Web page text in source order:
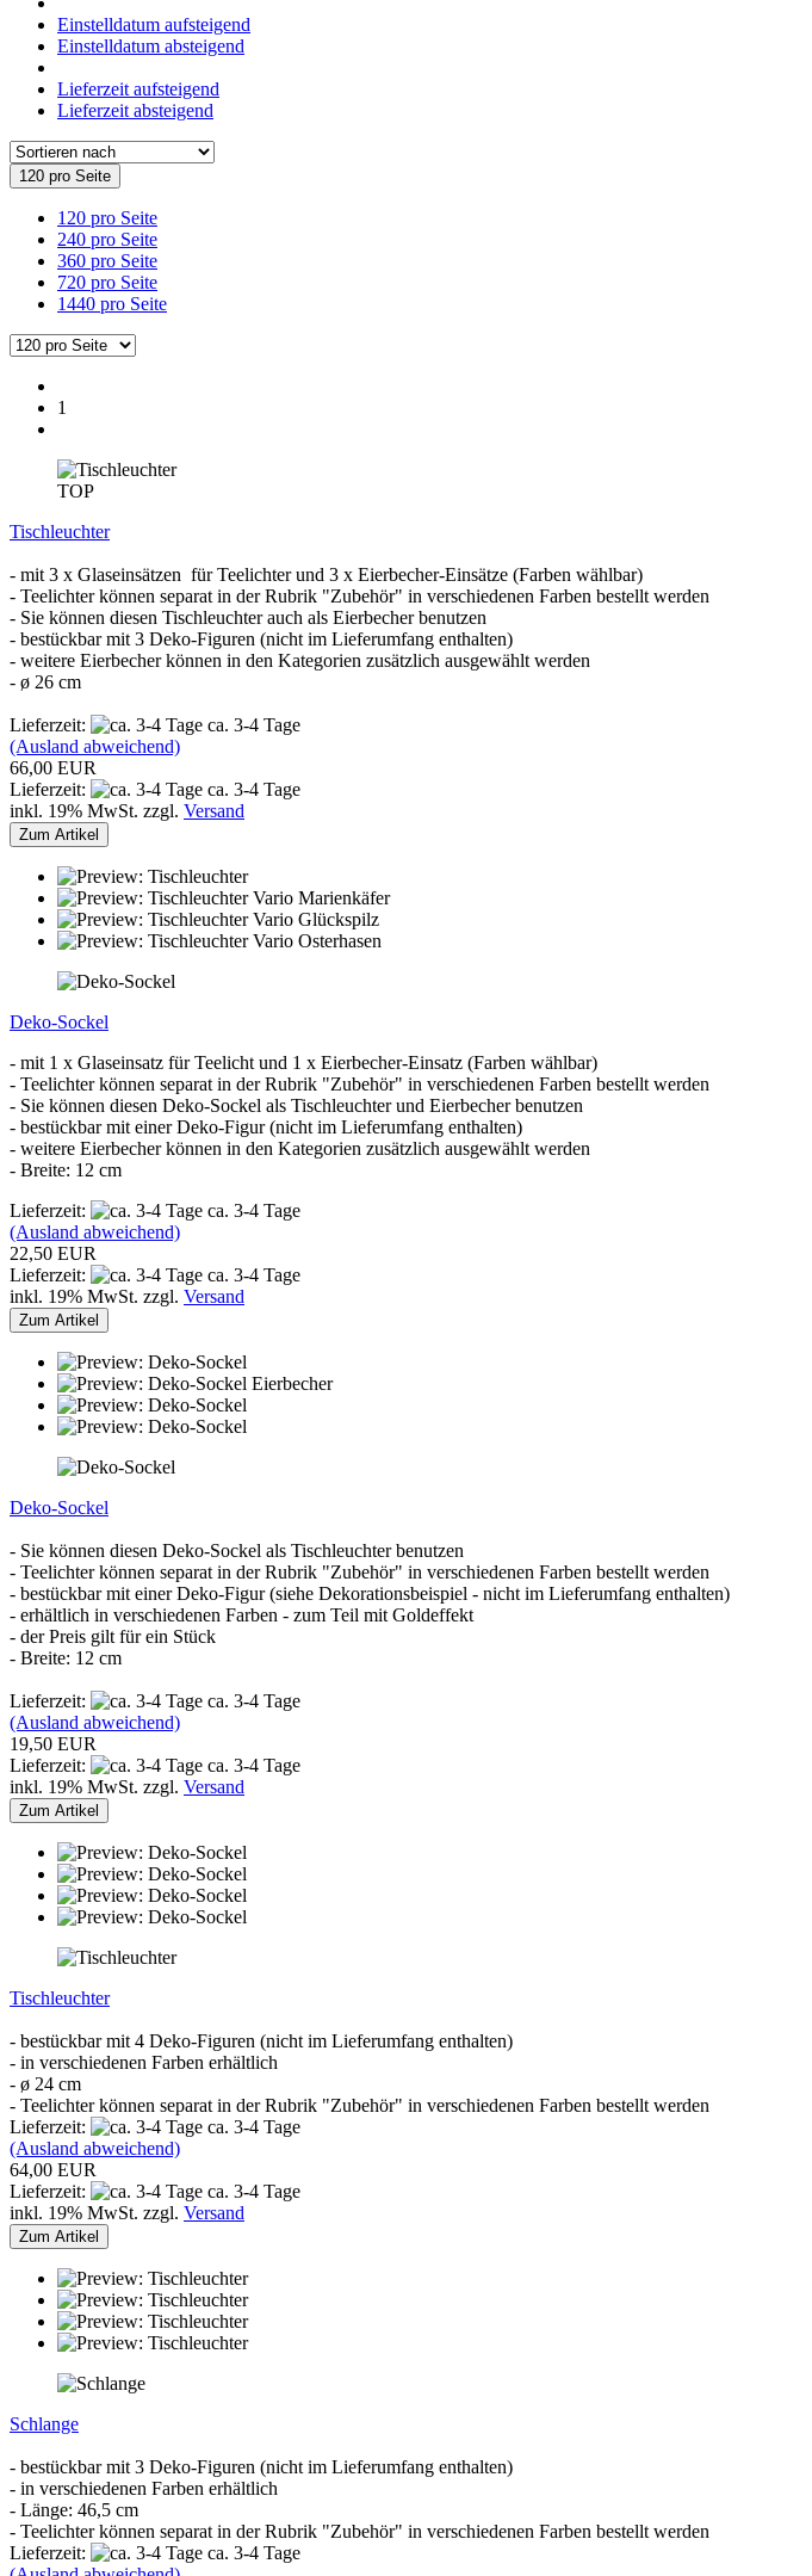
Einstelldatum aufsteigend
Einstelldatum absteigend
Lieferzeit aufsteigend
Lieferzeit absteigend
120 pro Seite
120 pro Seite
240 pro Seite
360 pro Seite
720 pro Seite
1440 pro Seite
1
TOP
Tischleuchter
- mit 3 x Glaseinsätzen für Teelichter und 3 x Eierbecher-Einsätze (Farben wählbar)
- Teelichter können separat in der Rubrik "Zubehör" in verschiedenen Farben bestellt werden
- Sie können diesen Tischleuchter auch als Eierbecher benutzen
- bestückbar mit 3 Deko-Figuren (nicht im Lieferumfang enthalten)
- weitere Eierbecher können in den Kategorien zusätzlich ausgewählt werden
- ø 26 cm
Lieferzeit:
ca. 3-4 Tage
(Ausland abweichend)
66,00 EUR
Lieferzeit:
ca. 3-4 Tage
inkl. 19% MwSt. zzgl. Versand
Zum Artikel
Deko-Sockel
- mit 1 x Glaseinsatz für Teelicht und 1 x Eierbecher-Einsatz (Farben wählbar)
- Teelichter können separat in der Rubrik "Zubehör" in verschiedenen Farben bestellt werden
- Sie können diesen Deko-Sockel als Tischleuchter und Eierbecher benutzen
- bestückbar mit einer Deko-Figur (nicht im Lieferumfang enthalten)
- weitere Eierbecher können in den Kategorien zusätzlich ausgewählt werden
- Breite: 12 cm
Lieferzeit:
ca. 3-4 Tage
(Ausland abweichend)
22,50 EUR
Lieferzeit:
ca. 3-4 Tage
inkl. 19% MwSt. zzgl. Versand
Zum Artikel
Deko-Sockel
- Sie können diesen Deko-Sockel als Tischleuchter benutzen
- Teelichter können separat in der Rubrik "Zubehör" in verschiedenen Farben bestellt werden
- bestückbar mit einer Deko-Figur (siehe Dekorationsbeispiel - nicht im Lieferumfang enthalten)
- erhältlich in verschiedenen Farben - zum Teil mit Goldeffekt
- der Preis gilt für ein Stück
- Breite: 12 cm
Lieferzeit:
ca. 3-4 Tage
(Ausland abweichend)
19,50 EUR
Lieferzeit:
ca. 3-4 Tage
inkl. 19% MwSt. zzgl. Versand
Zum Artikel
Tischleuchter
- bestückbar mit 4 Deko-Figuren (nicht im Lieferumfang enthalten)
- in verschiedenen Farben erhältlich
- ø 24 cm
- Teelichter können separat in der Rubrik "Zubehör" in verschiedenen Farben bestellt werden
Lieferzeit:
ca. 3-4 Tage
(Ausland abweichend)
64,00 EUR
Lieferzeit:
ca. 3-4 Tage
inkl. 19% MwSt. zzgl. Versand
Zum Artikel
Schlange
- bestückbar mit 3 Deko-Figuren (nicht im Lieferumfang enthalten)
- in verschiedenen Farben erhältlich
- Länge: 46,5 cm
- Teelichter können separat in der Rubrik "Zubehör" in verschiedenen Farben bestellt werden
Lieferzeit:
ca. 3-4 Tage